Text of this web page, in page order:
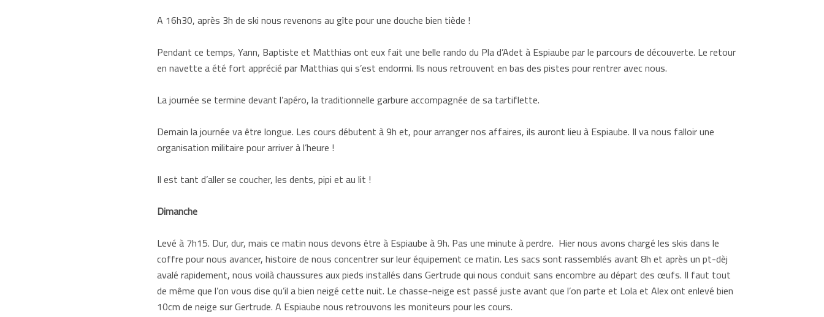
A 16h30, après 3h de ski nous revenons au gîte pour une douche bien tiède !
Pendant ce temps, Yann, Baptiste et Matthias ont eux fait une belle rando du Pla d’Adet à Espiaube par le parcours de découverte. Le retour
en navette a été fort apprécié par Matthias qui s’est endormi. Ils nous retrouvent en bas des pistes pour rentrer avec nous.
La journée se termine devant l’apéro, la traditionnelle garbure accompagnée de sa tartiflette.
Demain la journée va être longue. Les cours débutent à 9h et, pour arranger nos affaires, ils auront lieu à Espiaube. Il va nous falloir une
organisation militaire pour arriver à l’heure !
Il est tant d’aller se coucher, les dents, pipi et au lit !
Dimanche
Levé à 7h15. Dur, dur, mais ce matin nous devons être à Espiaube à 9h. Pas une minute à perdre. Hier nous avons chargé les skis dans le
coffre pour nous avancer, histoire de nous concentrer sur leur équipement ce matin. Les sacs sont rassemblés avant 8h et après un pt-dèj
avalé rapidement, nous voilà chaussures aux pieds installés dans Gertrude qui nous conduit sans encombre au départ des œufs. Il faut tout
de même que l’on vous dise qu’il a bien neigé cette nuit. Le chasse-neige est passé juste avant que l’on parte et Lola et Alex ont enlevé bien
10cm de neige sur Gertrude. A Espiaube nous retrouvons les moniteurs pour les cours.